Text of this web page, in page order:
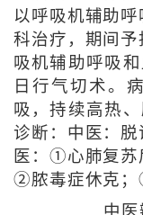
以呼吸机辅助
科治疗，期间
吸机辅助呼吸
日行气切术。
吸，持续高热
诊断：中医：
医：①心肺复苏
②脓毒症休克；